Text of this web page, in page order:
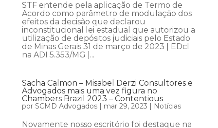
STF entende pela aplicação de Termo de
Acordo como parâmetro de modulação dos
efeitos da decisão que declarou
inconstitucional lei estadual que autorizou a
utilização de depósitos judiciais pelo Estado
de Minas Gerais 31 de março de 2023 | EDcl
na ADI 5.353/MG |...
Sacha Calmon – Misabel Derzi Consultores e
Advogados mais uma vez figura no
Chambers Brazil 2023 – Contentious
por SCMD Advogados| mar 29, 2023 | Notícias
Novamente nosso escritório foi destaque na